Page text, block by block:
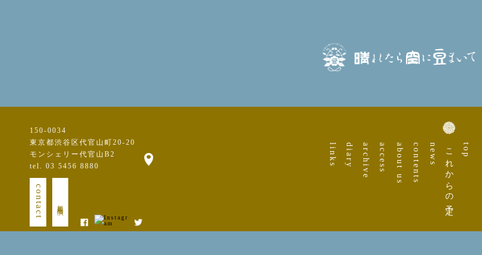
top
これからの予定
news
contents
about us
access
archive
diary
links
150-0034
東京都渋谷区代官山町20-20
モンシェリー代官山B2
tel. 03 5456 8880
contact